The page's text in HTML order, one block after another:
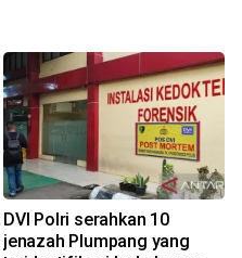
DVI Polri serahkan 10
jenazah Plumpang yang